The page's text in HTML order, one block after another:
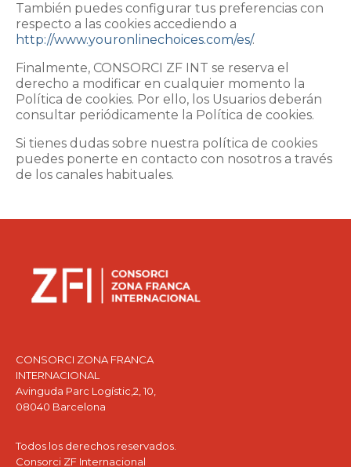
También puedes configurar tus preferencias con
respecto a las cookies accediendo a
http://www.youronlinechoices.com/es/.
Finalmente, CONSORCI ZF INT se reserva el
derecho a modificar en cualquier momento la
Política de cookies. Por ello, los Usuarios deberán
consultar periódicamente la Política de cookies.
Si tienes dudas sobre nuestra política de cookies
puedes ponerte en contacto con nosotros a través
de los canales habituales.
CONSORCI ZONA FRANCA
INTERNACIONAL
Avinguda Parc Logístic,2, 10,
08040 Barcelona
Todos los derechos reservados.
Consorci ZF Internacional